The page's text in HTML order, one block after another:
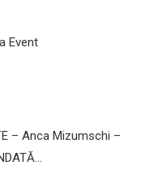
Event
– Anca Mizumschi –